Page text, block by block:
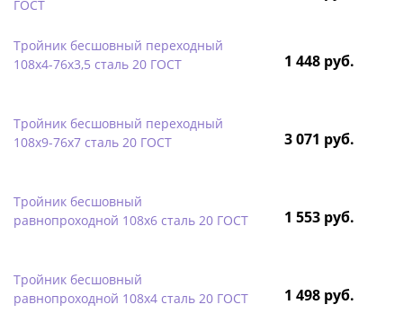
ГОСТ
Тройник бесшовный переходный
108х4-76х3,5 сталь 20 ГОСТ
1 448 руб.
Тройник бесшовный переходный
108х9-76х7 сталь 20 ГОСТ
3 071 руб.
Тройник бесшовный
равнопроходной 108х6 сталь 20 ГОСТ
1 553 руб.
Тройник бесшовный
равнопроходной 108х4 сталь 20 ГОСТ
1 498 руб.